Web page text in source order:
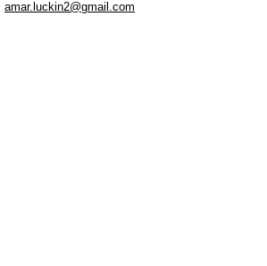
amar.luckin2@gmail.com